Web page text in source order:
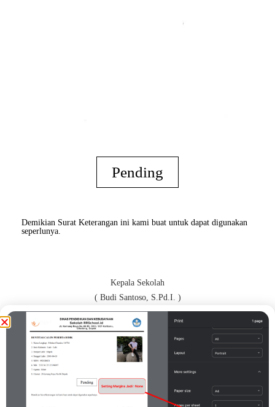
Pending
Demikian Surat Keterangan ini kami buat untuk dapat digunakan
seperlunya.
Kepala Sekolah
( Budi Santoso, S.Pd.I. )
Orang Tua / Wali*
( BFCHFGHNGVBJ )